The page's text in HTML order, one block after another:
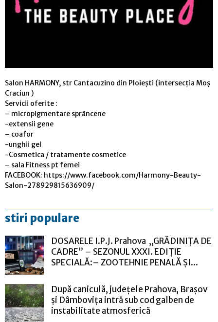
Salon HARMONY, str Cantacuzino din Ploiești (intersecția Moș
Craciun )
Servicii oferite :
– micropigmentare sprâncene
-extensii gene
– coafor
-unghii gel
-Cosmetica / tratamente cosmetice
– sala Fitness pt femei
FACEBOOK: https://www.facebook.com/Harmony-Beauty-
Salon-278929815636909/
stiri populare
DOSARELE I.P.J. Prahova „GRĂDINIȚA DE
CADRE” – SEZONUL XXXI. EDIȚIE
SPECIALĂ:– ZOOTEHNIE PENALĂ ȘI...
După caniculă, județele Prahova, Brașov
și Dâmbovița intră sub cod galben de
instabilitate atmosferică